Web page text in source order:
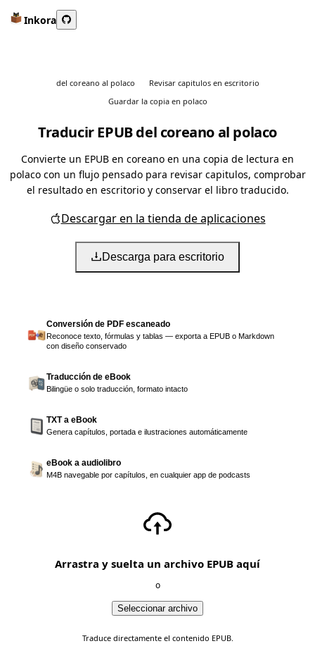
Inkora
del coreano al polaco
Revisar capitulos en escritorio
Guardar la copia en polaco
Traducir EPUB del coreano al polaco
Convierte un EPUB en coreano en una copia de lectura en
polaco con un flujo pensado para revisar capitulos, comprobar
el resultado en escritorio y conservar el libro traducido.
Descargar en la tienda de aplicaciones
Descarga para escritorio
Conversión de PDF escaneado
Reconoce texto, fórmulas y tablas — exporta a EPUB o Markdown
con diseño conservado
Traducción de eBook
Bilingüe o solo traducción, formato intacto
TXT a eBook
Genera capítulos, portada e ilustraciones automáticamente
eBook a audiolibro
M4B navegable por capítulos, en cualquier app de podcasts
Arrastra y suelta un archivo EPUB aquí
o
Seleccionar archivo
Traduce directamente el contenido EPUB.